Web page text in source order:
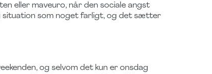
eller maveuro, når den sociale angst
situation som noget farligt, og det sætter
og selvom det kun er onsdag